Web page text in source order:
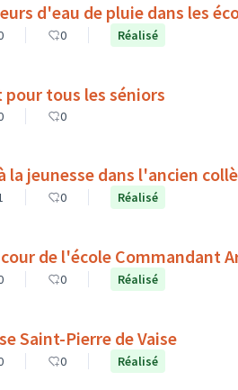
d'eau de pluie dans les
0 Réalisé
pour tous les séniors
0
la jeunesse dans l'ancien
0 Réalisé
de l'école Commandant
0 Réalisé
Saint-Pierre de Vaise
0 Réalisé